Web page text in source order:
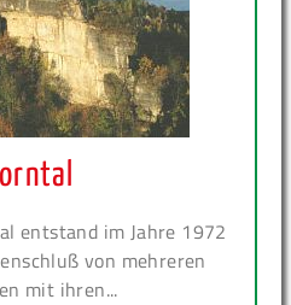
entstand im Jahre 1972
von mehreren
mit ihren...